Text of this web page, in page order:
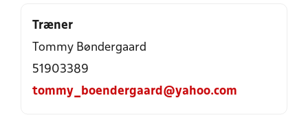
Træner
Tommy Bøndergaard
51903389
tommy_boendergaard@yahoo.com